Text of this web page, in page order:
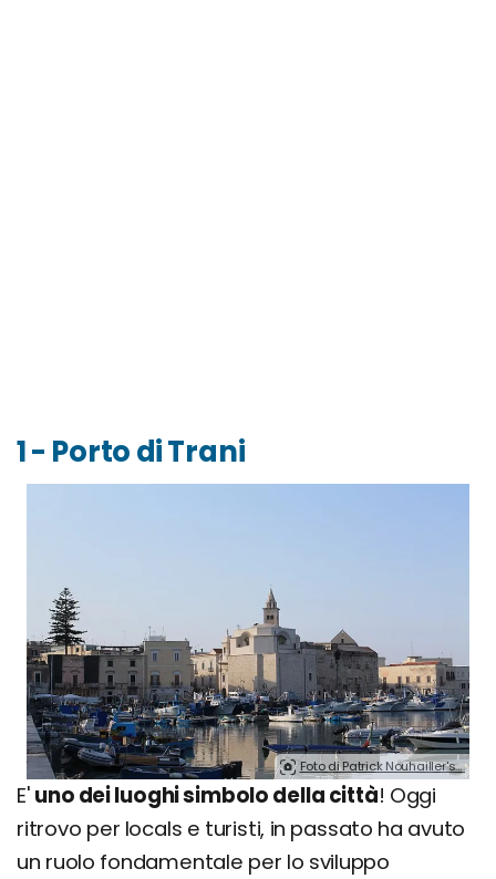
1 - Porto di Trani
Foto di Patrick Nouhailler's….
E' uno dei luoghi simbolo della città! Oggi
ritrovo per locals e turisti, in passato ha avuto
un ruolo fondamentale per lo sviluppo